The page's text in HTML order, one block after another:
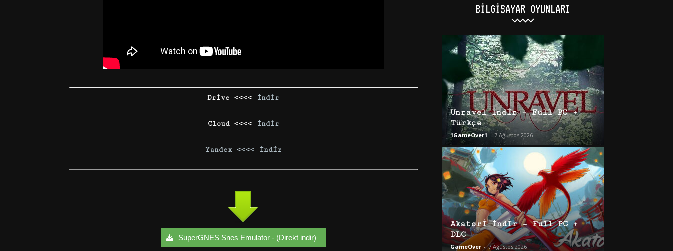
Drive <<<< İndir
Cloud <<<< İndir
Yandex <<<< İndir
SuperGNES Snes Emulator - (Direkt indir)
BILGISAYAR OYUNLARI
Unravel İndir – Full PC +
Türkçe
1GameOver1 - 7 Ağustos 2026
Akatori İndir – Full PC +
DLC
GameOver - 7 Ağustos 2026